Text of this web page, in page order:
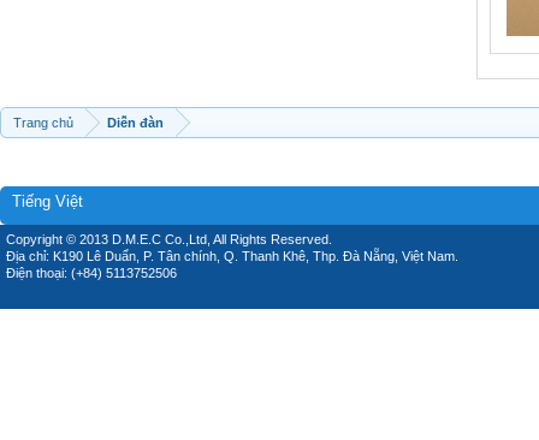
Trang chủ Diễn đàn
Tiếng Việt
Copyright © 2013 D.M.E.C Co.,Ltd, All Rights Reserved.
Địa chỉ: K190 Lê Duẩn, P. Tân chính, Q. Thanh Khê, Thp. Đà Nẵng, Việt Nam.
Điện thoại: (+84) 5113752506